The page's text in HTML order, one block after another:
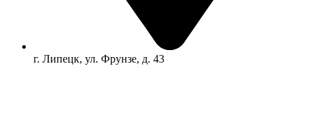
г. Липецк, ул. Фрунзе, д. 43